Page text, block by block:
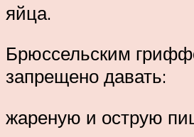
яйца.
Брюссельским
запрещено давать:
жареную и острую